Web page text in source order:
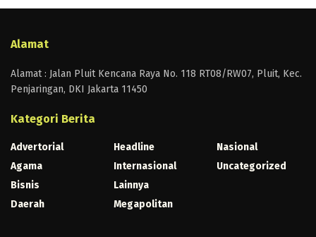
Alamat
Alamat : Jalan Pluit Kencana Raya No. 118 RT08/RW07, Pluit, Kec.
Penjaringan, DKI Jakarta 11450
Kategori Berita
Advertorial
Agama
Bisnis
Daerah
Headline
Internasional
Lainnya
Megapolitan
Nasional
Uncategorized